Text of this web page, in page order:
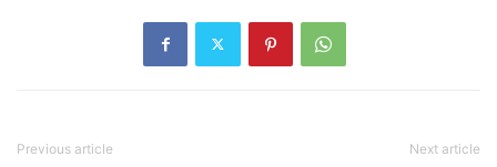
Previous article Next article